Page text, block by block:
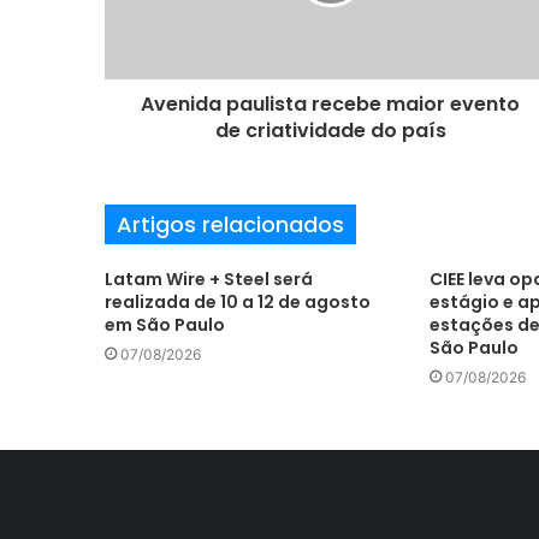
o
a
i
l
Avenida paulista recebe maior evento
de criatividade do país
Artigos relacionados
Latam Wire + Steel será
realizada de 10 a 12 de agosto
em São Paulo
07/08/2026
CIEE leva
estágio e
estações
São Paulo
07/08/2026